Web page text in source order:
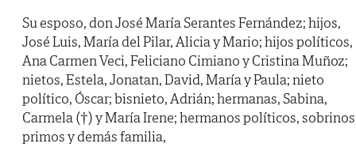
Su esposo, don José María Serantes Fernández; hijos,
José Luis, María del Pilar, Alicia y Mario; hijos políticos,
Ana Carmen Veci, Feliciano Cimiano y Cristina Muñoz;
nietos, Estela, Jonatan, David, María y Paula; nieto
político, Óscar; bisnieto, Adrián; hermanas, Sabina,
Carmela (†) y María Irene; hermanos políticos,
primos y demás familia,